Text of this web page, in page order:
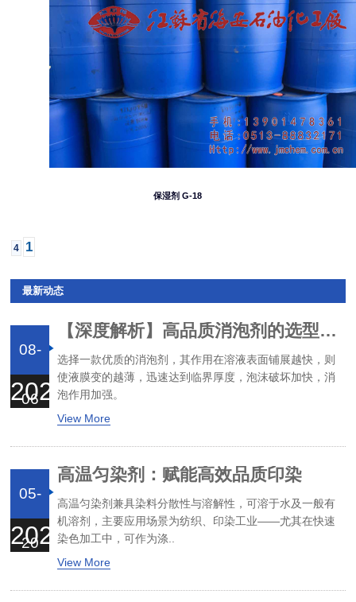
保湿剂 G-18
4 1
最新动态
08-
06
2026
【深度解析】高品质消泡剂的选型与避坑指南
选择一款优质的消泡剂，其作用在溶液表面铺展越快，则
使液膜变的越薄，迅速达到临界厚度，泡沫破坏加快，消
泡作用加强。
View More
05-
20
2026
高温匀染剂：赋能高效品质印染
高温匀染剂兼具染料分散性与溶解性，可溶于水及一般有
机溶剂，主要应用场景为纺织、印染工业——尤其在快速
染色加工中，可作为涤..
View More